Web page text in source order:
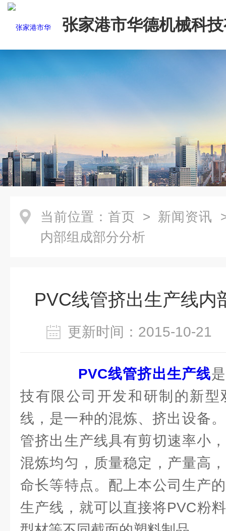
张家港市华德机械科
司
当前位置： 首页 > 新闻资讯
内部组成部分分析
PVC线管挤出生产线内
更新时间：2015-10-
PVC线管挤出生产线
技有限公司开发和研制的新型
线，是一种的混炼、挤出设备
管挤出生产线具有剪切速率小
混炼均匀，质量稳定，产量高
命长等特点。配上本公司生产
生产线，就可以直接将PVC粉